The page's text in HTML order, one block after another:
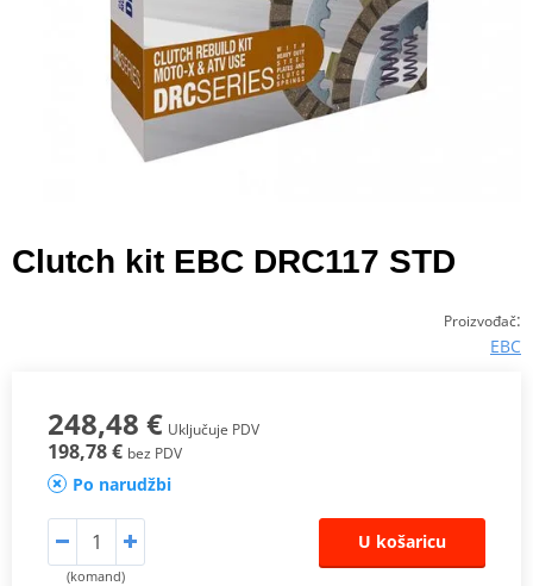
Clutch kit EBC DRC117 STD
Proizvođač:
EBC
248,48 € Uključuje PDV
198,78 € bez PDV
Po narudžbi
(komand)
U košaricu